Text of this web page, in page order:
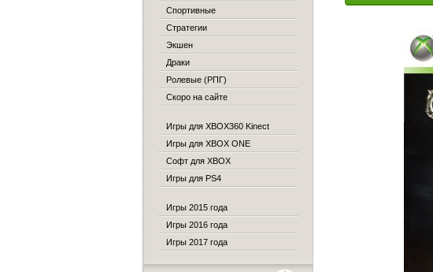
Спортивные
Стратегии
Экшен
Драки
Ролевые (РПГ)
Скоро на сайте
Игры для XBOX360 Kinect
Игры для XBOX ONE
Софт для XBOX
Игры для PS4
Игры 2015 года
Игры 2016 года
Игры 2017 года